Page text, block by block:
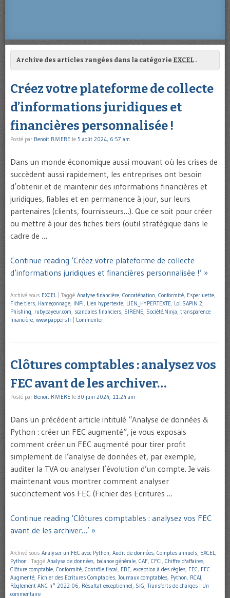
Archive des articles rangées dans la catégorie EXCEL .
Créez votre plateforme de collecte
d’informations juridiques et
financières personnalisée !
Posté par Benoît RIVIERE le 5 août 2024, 6:57 am
Dans un monde économique aussi mouvant où les crises de
succèdent aussi rapidement, les entreprises ont besoin
d’obtenir et de maintenir des informations financières et
juridiques, fiables et en permanence à jour, sur leurs
partenaires (clients, fournisseurs…). Que ce soit pour créer
ou mettre à jour des fiches tiers (outil stratégique dans le
cadre de …
Continue reading ‘Créez votre plateforme de collecte
d’informations juridiques et financières personnalisée !’ »
Archivé sous EXCEL Taggé Analyse financière, Concaténation, Conformité, Esperluette,
Fiche tiers, Hameçonnage, INPI, Lien hypertexte, LIEN_HYPERTEXTE, Loi SAPIN 2,
Phishing, rubypayeur.com, scandales financiers, SIRENE, Société.Ninja, transparence
financière, www.pappers.fr Commenter
Clôtures comptables : analysez vos
FEC avant de les archiver…
Posté par Benoît RIVIERE le 30 juin 2024, 11:24 am
Dans un précédent article intitulé “Analyse de données &
Python : créer un FEC augmenté“, je vous exposais
comment créer un FEC augmenté pour tirer profit
simplement de l’analyse de données et, par exemple,
auditer la TVA ou analyser l’évolution d’un compte. Je vais
maintenant vous montrer comment analyser
succinctement vos FEC (Fichier des Ecritures …
Continue reading ‘Clôtures comptables : analysez vos FEC
avant de les archiver…’ »
Archivé sous Analyser un FEC avec Python, Audit de données, Comptes annuels, EXCEL,
Python
Taggé Analyse de données, balance générale, CAF, CFCI, Chiffre d'affaires,
Clôture comptable, Conformité, Contrôle fiscal, EBE, exception à des règles, FEC, FEC
Augmenté, Fichier des Ecritures Comptables, Journaux comptables, Python, RCAI,
Règlement ANC n° 2022-06, Résultat exceptionnel, SIG, Transferts de charges
Un
commentaire